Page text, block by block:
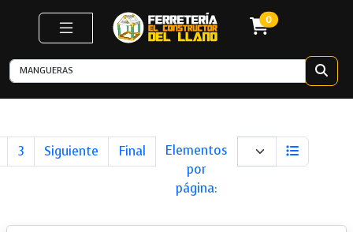
0
3 Siguiente NextFinal LastElementos
por
página: